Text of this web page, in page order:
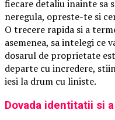
fiecare detaliu inainte sa
neregula, opreste-te si
O trecere rapida si a
asemenea, sa intelegi ce
dosarul de proprietate
departe cu incredere,
iesi la drum cu liniste.
Dovada identitatii si